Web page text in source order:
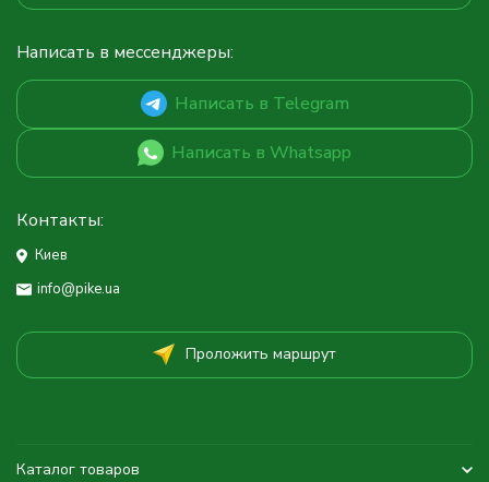
Написать в мессенджеры:
Написать в Telegram
Написать в Whatsapp
Контакты:
Киев
info@pike.ua
Проложить маршрут
Каталог товаров